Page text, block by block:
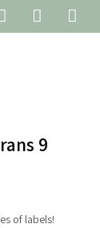
9
of labels!